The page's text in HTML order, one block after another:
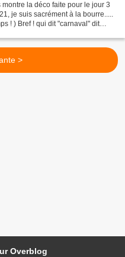
la déco faite pour le jour 3
je suis sacrément à la bourre.....
! ) Bref ! qui dit "carnaval" dit
>
Overblog